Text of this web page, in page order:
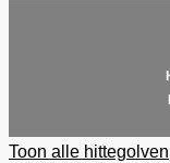
Toon alle hittegolven